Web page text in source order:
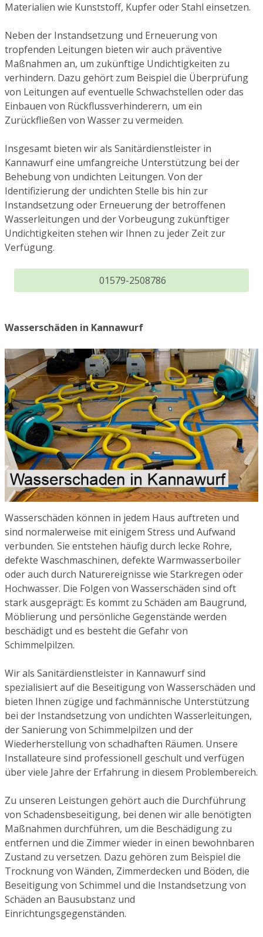
Materialien wie Kunststoff, Kupfer oder Stahl einsetzen.
Neben der Instandsetzung und Erneuerung von
tropfenden Leitungen bieten wir auch präventive
Maßnahmen an, um zukünftige Undichtigkeiten zu
verhindern. Dazu gehört zum Beispiel die Überprüfung
von Leitungen auf eventuelle Schwachstellen oder das
Einbauen von Rückflussverhinderern, um ein
Zurückfließen von Wasser zu vermeiden.
Insgesamt bieten wir als Sanitärdienstleister in
Kannawurf eine umfangreiche Unterstützung bei der
Behebung von undichten Leitungen. Von der
Identifizierung der undichten Stelle bis hin zur
Instandsetzung oder Erneuerung der betroffenen
Wasserleitungen und der Vorbeugung zukünftiger
Undichtigkeiten stehen wir Ihnen zu jeder Zeit zur
Verfügung.
01579-2508786
Wasserschäden in Kannawurf
Wasserschäden können in jedem Haus auftreten und
sind normalerweise mit einigem Stress und Aufwand
verbunden. Sie entstehen häufig durch lecke Rohre,
defekte Waschmaschinen, defekte Warmwasserboiler
oder auch durch Naturereignisse wie Starkregen oder
Hochwasser. Die Folgen von Wasserschäden sind oft
stark ausgeprägt: Es kommt zu Schäden am Baugrund,
Möblierung und persönliche Gegenstände werden
beschädigt und es besteht die Gefahr von
Schimmelpilzen.
Wir als Sanitärdienstleister in Kannawurf sind
spezialisiert auf die Beseitigung von Wasserschäden und
bieten Ihnen zügige und fachmännische Unterstützung
bei der Instandsetzung von undichten Wasserleitungen,
der Sanierung von Schimmelpilzen und der
Wiederherstellung von schadhaften Räumen. Unsere
Installateure sind professionell geschult und verfügen
über viele Jahre der Erfahrung in diesem Problembereich.
Zu unseren Leistungen gehört auch die Durchführung
von Schadensbeseitigung, bei denen wir alle benötigten
Maßnahmen durchführen, um die Beschädigung zu
entfernen und die Zimmer wieder in einen bewohnbaren
Zustand zu versetzen. Dazu gehören zum Beispiel die
Trocknung von Wänden, Zimmerdecken und Böden, die
Beseitigung von Schimmel und die Instandsetzung von
Schäden an Bausubstanz und
Einrichtungsgegenständen.